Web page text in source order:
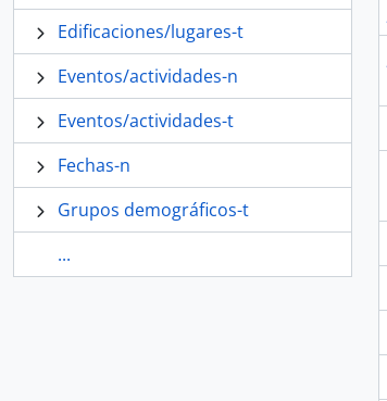
Edificaciones/lugares-t
Eventos/actividades-n
Eventos/actividades-t
Fechas-n
Grupos demográficos-t
...